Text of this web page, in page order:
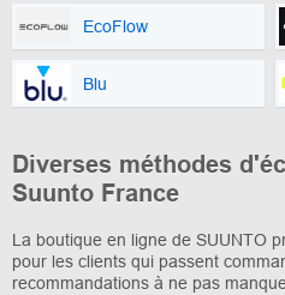
EcoFlow
Blu
Diverses méthodes
Suunto France
La boutique en ligne de SUUNTO
pour les clients qui passent
recommandations à ne pas